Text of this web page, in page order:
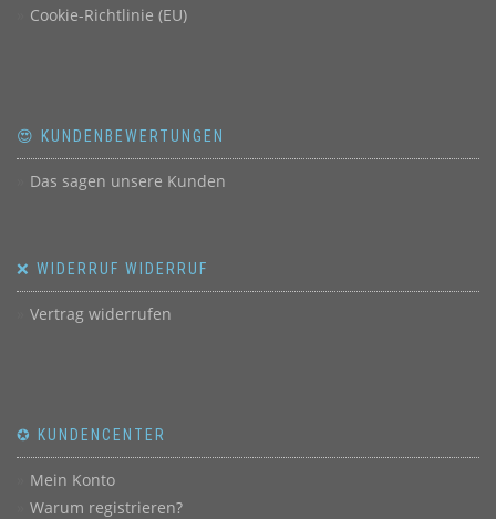
Cookie-Richtlinie (EU)
😍 KUNDENBEWERTUNGEN
Das sagen unsere Kunden
❌ WIDERRUF WIDERRUF
Vertrag widerrufen
✪ KUNDENCENTER
Mein Konto
Warum registrieren?